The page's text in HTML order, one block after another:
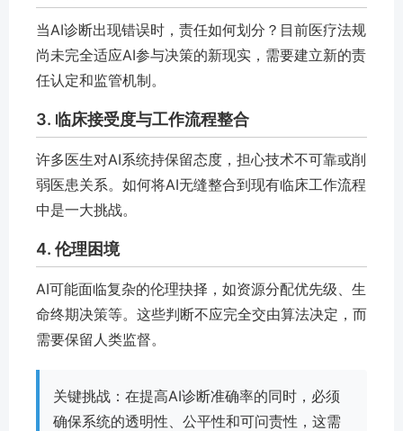
当AI诊断出现错误时，责任如何划分？目前医疗法规
尚未完全适应AI参与决策的新现实，需要建立新的责
任认定和监管机制。
3. 临床接受度与工作流程整合
许多医生对AI系统持保留态度，担心技术不可靠或削
弱医患关系。如何将AI无缝整合到现有临床工作流程
中是一大挑战。
4. 伦理困境
AI可能面临复杂的伦理抉择，如资源分配优先级、生
命终期决策等。这些判断不应完全交由算法决定，而
需要保留人类监督。
关键挑战：在提高AI诊断准确率的同时，必须
确保系统的透明性、公平性和可问责性，这需